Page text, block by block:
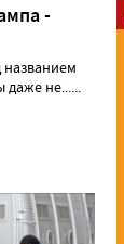
-
даже не......